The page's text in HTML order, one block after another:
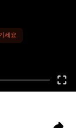
세요